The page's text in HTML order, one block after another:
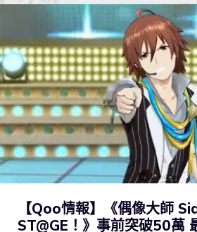
【Qoo情報】《偶像大師
ST@GE！》事前突破50萬